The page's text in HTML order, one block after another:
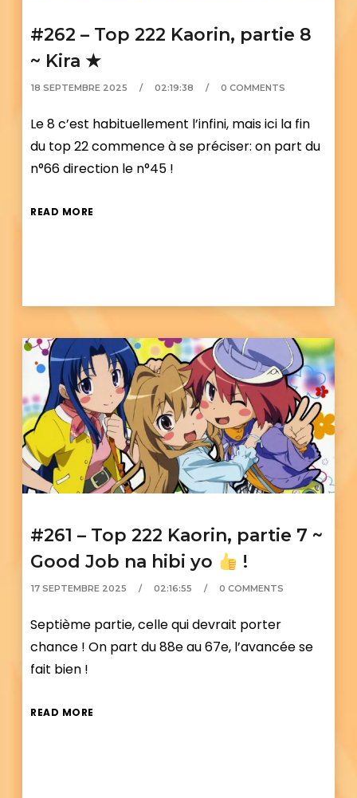
#262 – Top 222 Kaorin, partie 8
~ Kira ★
18 SEPTEMBRE 2025 02:19:38 0 COMMENTS
Le 8 c’est habituellement l’infini, mais ici la fin
du top 22 commence à se préciser: on part du
n°66 direction le n°45 !
READ MORE
#261 – Top 222 Kaorin, partie 7 ~
Good Job na hibi yo
!
17 SEPTEMBRE 2025 02:16:55 0 COMMENTS
Septième partie, celle qui devrait porter
chance ! On part du 88e au 67e, l’avancée se
fait bien !
READ MORE